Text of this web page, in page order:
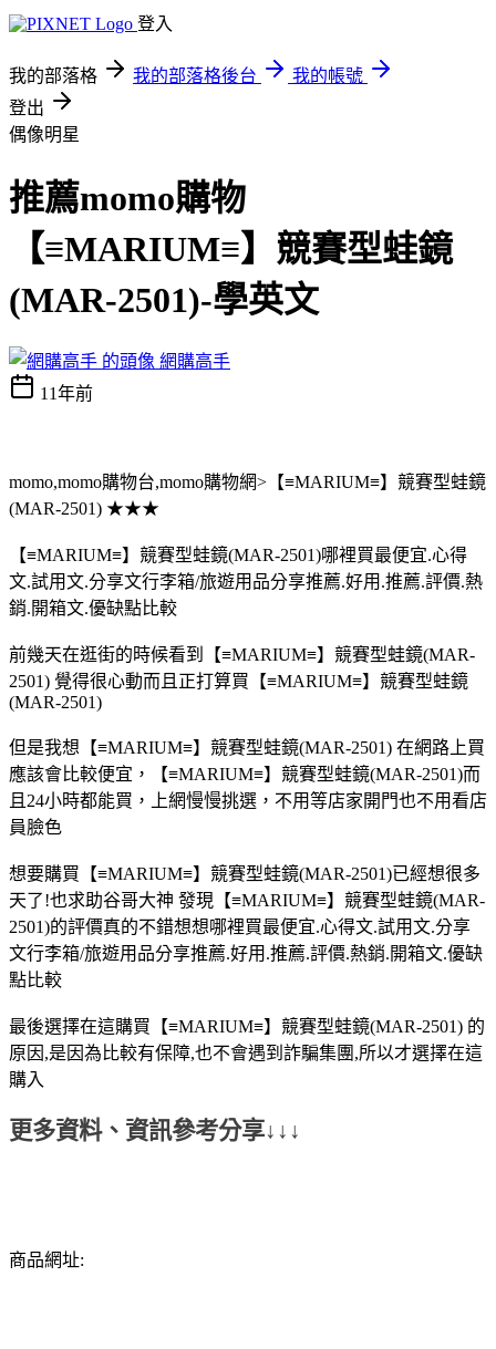
登入
我的部落格 我的部落格後台
我的帳號
登出
偶像明星
推薦momo購物
【≡MARIUM≡】競賽型蛙鏡
(MAR-2501)-學英文
網購高手
11年前
momo,momo購物台,momo購物網>【≡MARIUM≡】競賽型蛙鏡
(MAR-2501) ★★★
【≡MARIUM≡】競賽型蛙鏡(MAR-2501)哪裡買最便宜.心得
文.試用文.分享文行李箱/旅遊用品分享推薦.好用.推薦.評價.熱
銷.開箱文.優缺點比較
前幾天在逛街的時候看到【≡MARIUM≡】競賽型蛙鏡(MAR-
2501) 覺得很心動而且正打算買【≡MARIUM≡】競賽型蛙鏡
(MAR-2501)
但是我想【≡MARIUM≡】競賽型蛙鏡(MAR-2501) 在網路上買
應該會比較便宜，【≡MARIUM≡】競賽型蛙鏡(MAR-2501)而
且24小時都能買，上網慢慢挑選，不用等店家開門也不用看店
員臉色
想要購買【≡MARIUM≡】競賽型蛙鏡(MAR-2501)已經想很多
天了!也求助谷哥大神 發現【≡MARIUM≡】競賽型蛙鏡(MAR-
2501)的評價真的不錯想想哪裡買最便宜.心得文.試用文.分享
文行李箱/旅遊用品分享推薦.好用.推薦.評價.熱銷.開箱文.優缺
點比較
最後選擇在這購買【≡MARIUM≡】競賽型蛙鏡(MAR-2501) 的
原因,是因為比較有保障,也不會遇到詐騙集團,所以才選擇在這
購入
更多資料、資訊參考分享↓↓↓
商品網址: